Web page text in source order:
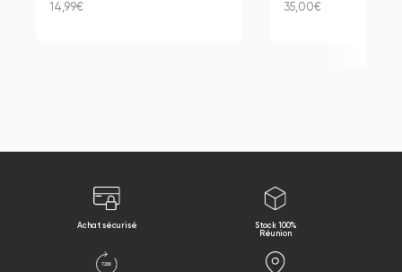
14,99€ 35,00€
Achat sécurisé
Stock 100%
Réunion